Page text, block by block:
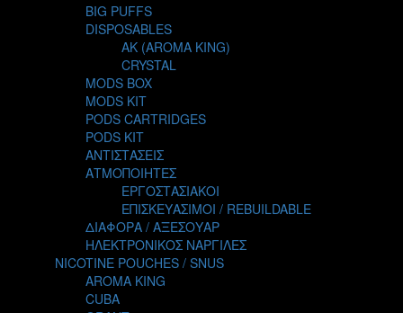
NUBO
OMERTA LIQUIDS
OPMH PROJECT
S-ELF JUICE
SADBOY
SCANDAL
SECRET FOREST
STEAM CITY LIQUIDS
STEAM TRAIN
STEAMPUNK
TALES
TATTOO
THE ALCHEMIST
THE SMOKER'S CLUB
TIKI MAHU
TWIST
BIG PUFFS
DISPOSABLES
AK (AROMA KING)
CRYSTAL
MODS BOX
MODS KIT
PODS CARTRIDGES
PODS KIT
ΑΝΤΙΣΤΑΣΕΙΣ
ΑΤΜΟΠΟΙΗΤΕΣ
ΕΡΓΟΣΤΑΣΙΑΚΟΙ
ΕΠΙΣΚΕΥΑΣΙΜΟΙ / REBUILDABLE
ΔΙΑΦΟΡΑ / ΑΞΕΣΟΥΑΡ
ΗΛΕΚΤΡΟΝΙΚΟΣ ΝΑΡΓΙΛΕΣ
NICOTINE POUCHES / SNUS
AROMA KING
CUBA